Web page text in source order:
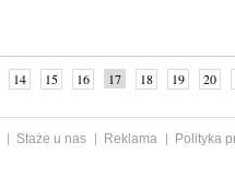
14 15 16 17 18 19 20
Staże u nas Reklama
Polityka